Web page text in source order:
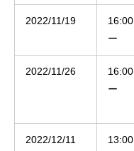
2022/11/19
16:00
ー
2022/11/26
16:00
ー
2022/12/11
13:00